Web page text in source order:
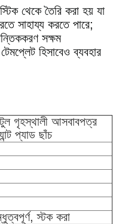
থেকে তৈরি করা হয় যা
সাহায্য করতে পারে;
সক্ষম
হিসাবেও ব্যবহার
গৃহস্থালী আসবাবপত্র
প্যাড ছাঁচ
স্টক করা